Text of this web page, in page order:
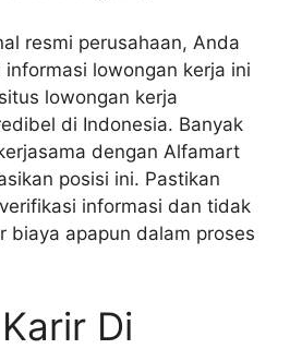
resmi perusahaan, Anda
lowongan kerja ini
lowongan kerja
di Indonesia. Banyak
dengan Alfamart
posisi ini. Pastikan
informasi dan tidak
biaya apapun dalam proses
Di